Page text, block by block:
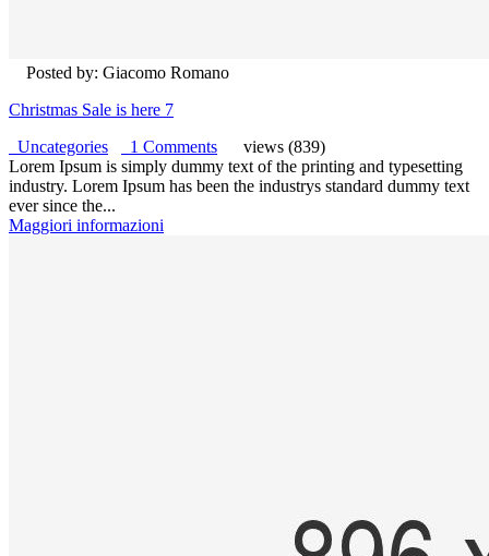
Posted by: Giacomo Romano
Christmas Sale is here 7
Uncategories
1 Comments
views (839)
Lorem Ipsum is simply dummy text of the printing and typesetting
industry. Lorem Ipsum has been the industrys standard dummy text
ever since the...
Maggiori informazioni